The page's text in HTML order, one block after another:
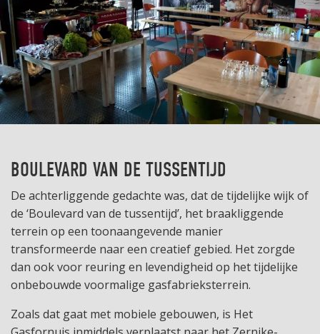
BOULEVARD VAN DE TUSSENTIJD
De achterliggende gedachte was, dat de tijdelijke wijk of
de ‘Boulevard van de tussentijd’, het braakliggende
terrein op een toonaangevende manier
transformeerde naar een creatief gebied. Het zorgde
dan ook voor reuring en levendigheid op het tijdelijke
onbebouwde voormalige gasfabrieksterrein.
Zoals dat gaat met mobiele gebouwen, is Het